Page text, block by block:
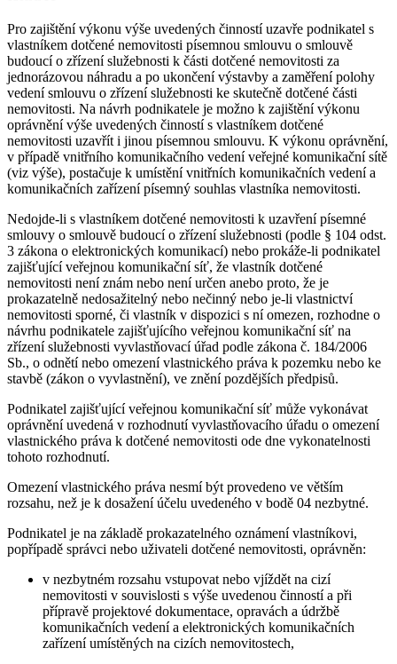
Pro zajištění výkonu výše uvedených činností uzavře podnikatel s
vlastníkem dotčené nemovitosti písemnou smlouvu o smlouvě
budoucí o zřízení služebnosti k části dotčené nemovitosti za
jednorázovou náhradu a po ukončení výstavby a zaměření polohy
vedení smlouvu o zřízení služebnosti ke skutečně dotčené části
nemovitosti. Na návrh podnikatele je možno k zajištění výkonu
oprávnění výše uvedených činností s vlastníkem dotčené
nemovitosti uzavřít i jinou písemnou smlouvu. K výkonu oprávnění,
v případě vnitřního komunikačního vedení veřejné komunikační sítě
(viz výše), postačuje k umístění vnitřních komunikačních vedení a
komunikačních zařízení písemný souhlas vlastníka nemovitosti.
Nedojde-li s vlastníkem dotčené nemovitosti k uzavření písemné
smlouvy o smlouvě budoucí o zřízení služebnosti (podle § 104 odst.
3 zákona o elektronických komunikací) nebo prokáže-li podnikatel
zajišťující veřejnou komunikační síť, že vlastník dotčené
nemovitosti není znám nebo není určen anebo proto, že je
prokazatelně nedosažitelný nebo nečinný nebo je-li vlastnictví
nemovitosti sporné, či vlastník v dispozici s ní omezen, rozhodne o
návrhu podnikatele zajišťujícího veřejnou komunikační síť na
zřízení služebnosti vyvlastňovací úřad podle zákona č. 184/2006
Sb., o odnětí nebo omezení vlastnického práva k pozemku nebo ke
stavbě (zákon o vyvlastnění), ve znění pozdějších předpisů.
Podnikatel zajišťující veřejnou komunikační síť může vykonávat
oprávnění uvedená v rozhodnutí vyvlastňovacího úřadu o omezení
vlastnického práva k dotčené nemovitosti ode dne vykonatelnosti
tohoto rozhodnutí.
Omezení vlastnického práva nesmí být provedeno ve větším
rozsahu, než je k dosažení účelu uvedeného v bodě 04 nezbytné.
Podnikatel je na základě prokazatelného oznámení vlastníkovi,
popřípadě správci nebo uživateli dotčené nemovitosti, oprávněn:
v nezbytném rozsahu vstupovat nebo vjíždět na cizí
nemovitosti v souvislosti s výše uvedenou činností a při
přípravě projektové dokumentace, opravách a údržbě
komunikačních vedení a elektronických komunikačních
zařízení umístěných na cizích nemovitostech,